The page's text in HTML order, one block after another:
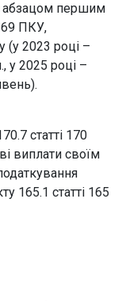
абзацом першим
ПКУ,
(у 2023 році –
у 2025 році –
статті 170
виплати своїм
165.1 статті 165